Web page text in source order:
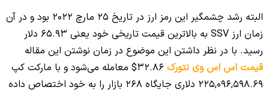
البته رشد چشمگیر این رمز ارز در تاریخ 25 مارچ 2022 بود و در آن
زمان ارز SSV به بالاترین قیمت تاریخی خود یعنی 65.93 دلار
رسید. با در نظر داشتن این موضوع در زمان نوشتن این مقاله
قیمت اس اس وی نتورک
32.86$ معامله می‌شود و با مارکت کپ
225,096,598.69 دلاری جایگاه 268 بازار را به خود اختصاص داده